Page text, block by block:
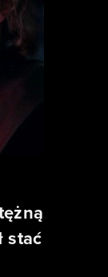
stać